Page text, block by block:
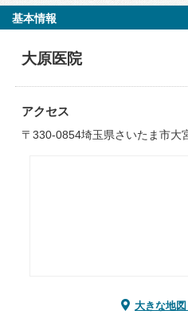
基本情報
大原医院
アクセス
〒330-0854埼玉県さいたま市大
大きな地